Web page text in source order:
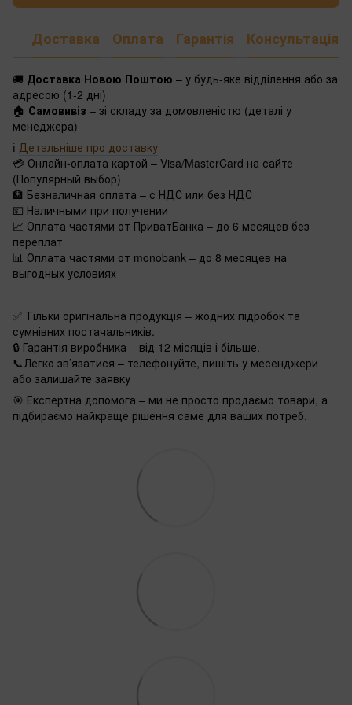
Доставка Оплата Гарантія Консультація
🚚 Доставка Новою Поштою – у будь-яке відділення або за
адресою (1-2 дні)
🏠 Самовивіз – зі складу за домовленістю (деталі у
менеджера)
ℹ️ Детальніше про доставку
💳 Онлайн-оплата картой – Visa/MasterCard на сайте
(Популярный выбор)
🏦 Безналичная оплата – с НДС или без НДС
💵 Наличными при получении
📈 Оплата частями от ПриватБанка – до 6 месяцев без
переплат
📊 Оплата частями от monobank – до 8 месяцев на
выгодных условиях
✅ Тільки оригінальна продукція – жодних підробок та
сумнівних постачальників.
🔒 Гарантія виробника – від 12 місяців і більше.
📞Легко зв’язатися – телефонуйте, пишіть у месенджери
або залишайте заявку
🎯 Експертна допомога – ми не просто продаємо товари, а
підбираємо найкраще рішення саме для ваших потреб.